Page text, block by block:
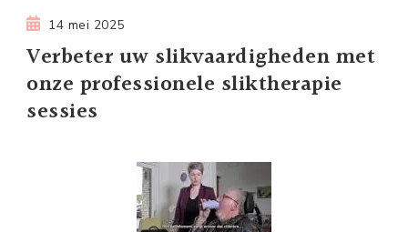
14 mei 2025
Verbeter uw slikvaardigheden met
onze professionele sliktherapie
sessies